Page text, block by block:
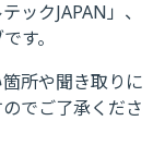
ックJAPAN」、
す。
所や聞き取りに
でご了承くださ